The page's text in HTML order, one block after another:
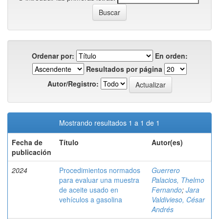
Ordenar por:
En orden:
Resultados por página
Autor/Registro:
Mostrando resultados 1 a 1 de 1
Fecha de
publicación
Título Autor(es)
2024
Procedimientos normados
para evaluar una muestra
de aceite usado en
vehículos a gasolina
Guerrero
Palacios, Thelmo
Fernando; Jara
Valdivieso, César
Andrés